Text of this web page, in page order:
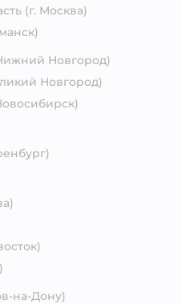
(г. Москва)
Новгород)
Новгород)
на-Дону)